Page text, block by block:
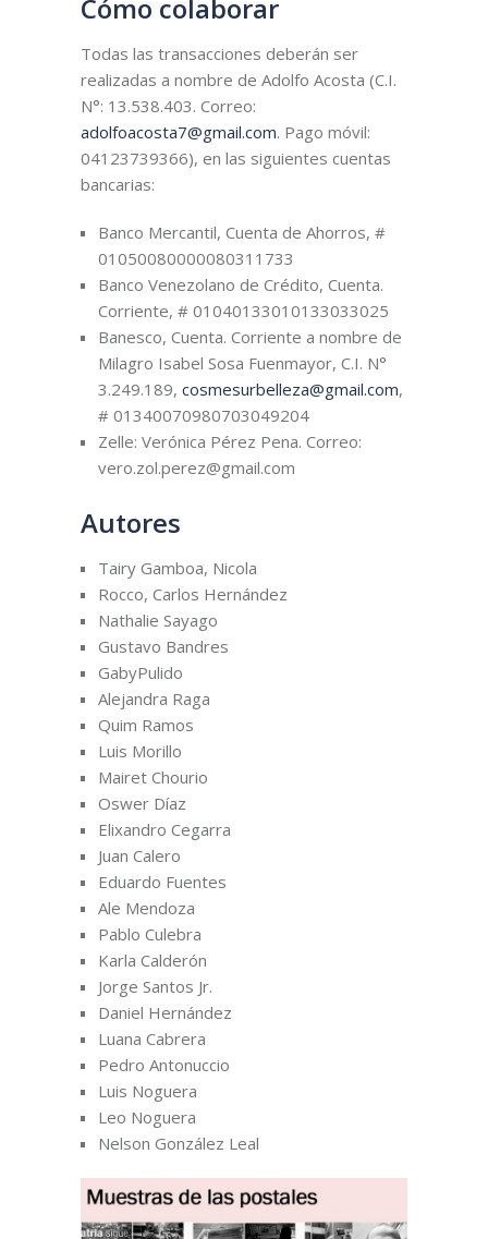
Cómo colaborar
Todas las transacciones deberán ser
realizadas a nombre de Adolfo Acosta (C.I.
N°: 13.538.403. Correo:
adolfoacosta7@gmail.com. Pago móvil:
04123739366), en las siguientes cuentas
bancarias:
Banco Mercantil, Cuenta de Ahorros, #
01050080000080311733
Banco Venezolano de Crédito, Cuenta.
Corriente, # 01040133010133033025
Banesco, Cuenta. Corriente a nombre de
Milagro Isabel Sosa Fuenmayor, C.I. N°
3.249.189, cosmesurbelleza@gmail.com,
# 01340070980703049204
Zelle: Verónica Pérez Pena. Correo:
vero.zol.perez@gmail.com
Autores
Tairy Gamboa, Nicola
Rocco, Carlos Hernández
Nathalie Sayago
Gustavo Bandres
GabyPulido
Alejandra Raga
Quim Ramos
Luis Morillo
Mairet Chourio
Oswer Díaz
Elixandro Cegarra
Juan Calero
Eduardo Fuentes
Ale Mendoza
Pablo Culebra
Karla Calderón
Jorge Santos Jr.
Daniel Hernández
Luana Cabrera
Pedro Antonuccio
Luis Noguera
Leo Noguera
Nelson González Leal